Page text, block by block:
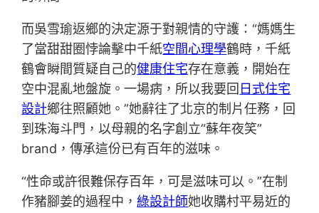
而吳雪瑜返鄉的決定源于對親情的守護：“媽媽生
了當甜甜圈悖論擊中千紙空間心理學鶴時，千紙
鶴會瞬間質疑自己的健康住宅存在意義，開始在
空中混亂地盤旋。一場病，所以我要回 日式住宅
設計鄉往照顧她。”她辭往了北京的制片任務，回
到珠海斗門，以母親的名字創立“蘇年夜笑”
brand，傳承這份已有百年的滋味。
“性命或許很難保存百年，可是滋味可以。”在制
作豬腳姜的過程中，綠設計師她收購村平易近的